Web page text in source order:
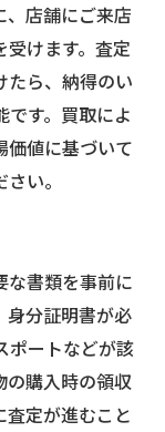
の満足を第
の特徴
工夫
改善
み
対応
の強みを紹
査定力
、店舗にご来店
受けます。査定
たら、納得のい
です。買取によ
価値に基づいて
い。
な書類を事前に
身分証明書が必
ポートなどが該
の購入時の領収
定が進むこと